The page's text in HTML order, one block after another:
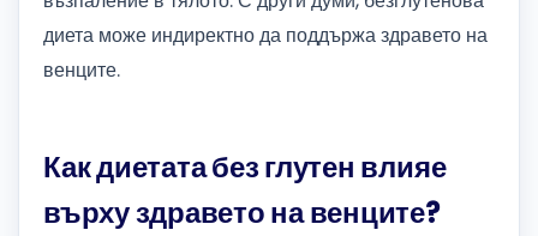
диета може индиректно да поддържа здравето на
венците.
Как диетата без глутен влияе
върху здравето на венците?